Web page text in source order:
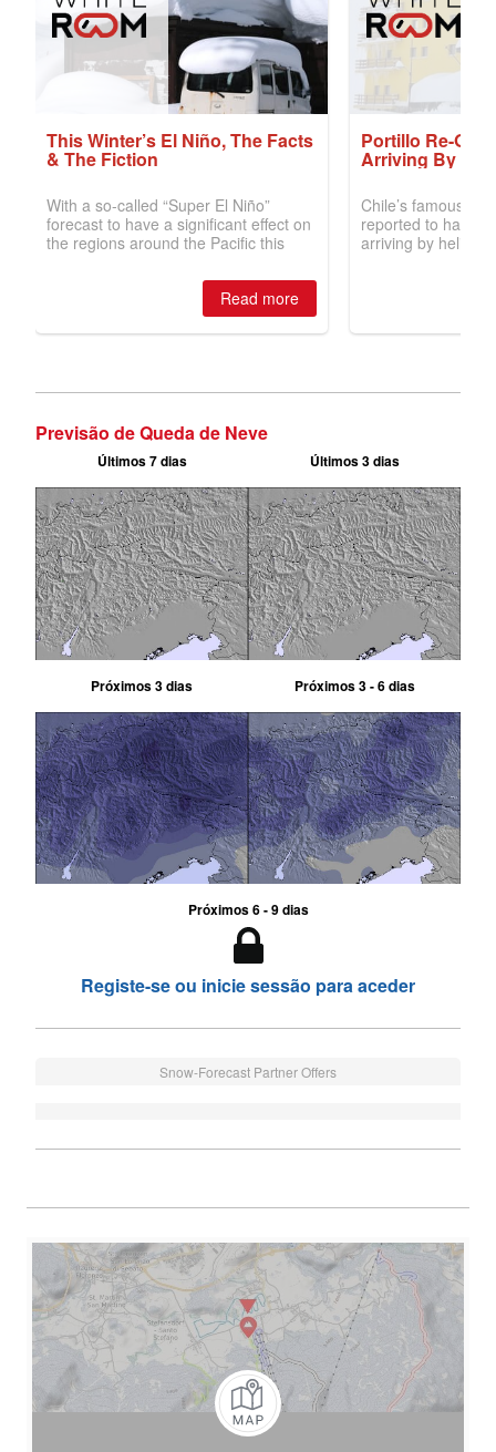
Previsão de Queda de Neve
Últimos 7 dias Últimos 3 dias
Próximos 3 dias Próximos 3 - 6 dias
Próximos 6 - 9 dias
Registe-se ou inicie sessão para aceder
Snow-Forecast Partner Offers